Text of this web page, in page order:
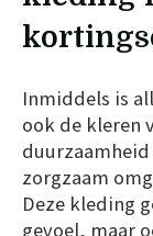
Inmiddels is
ook de kleren
duurzaamheid
zorgzaam
Deze kleding
gevoel, maar